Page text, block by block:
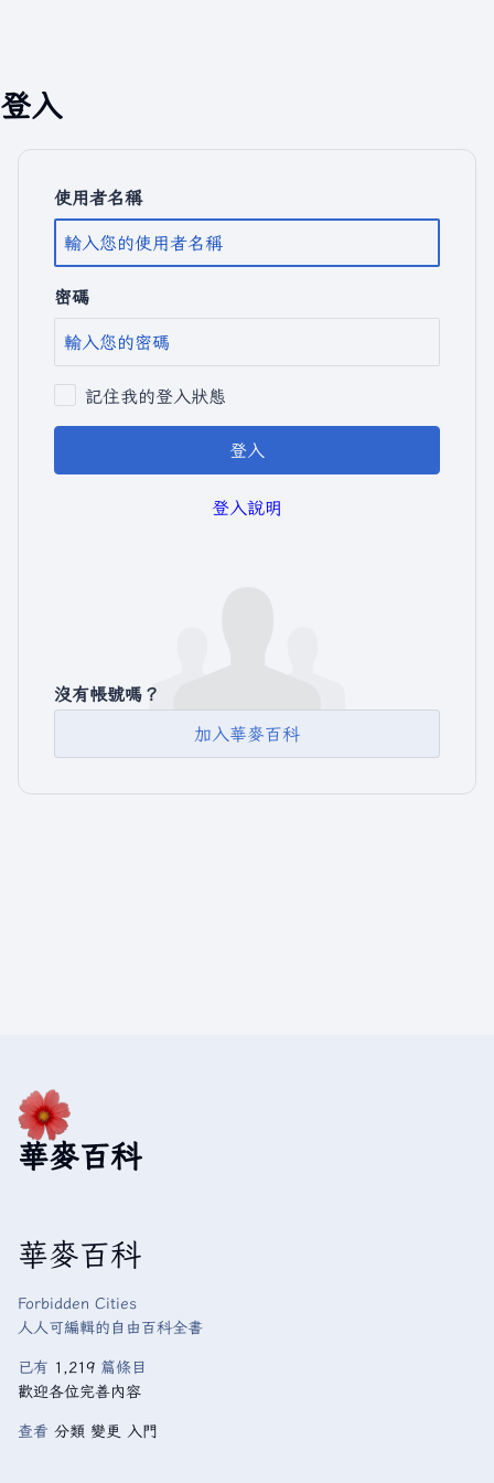
登入
使用者名稱
密碼
記住我的登入狀態
登入
登入說明
沒有帳號嗎？
加入華麥百科
華麥百科
華麥百科
Forbidden Cities
人人可編輯的自由百科全書
已有 1,219 篇條目
歡迎各位完善內容
查看 分類 變更 入門